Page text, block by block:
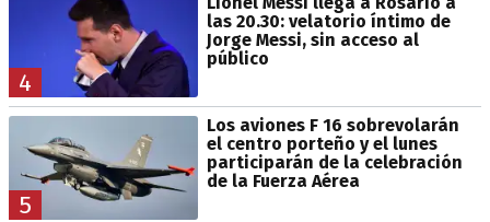
4
las 20.30: velatorio íntimo de
Jorge Messi, sin acceso al
público
5
Los aviones F 16 sobrevolarán
el centro porteño y el lunes
participarán de la celebración
de la Fuerza Aérea